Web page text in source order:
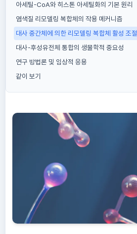
아세틸-CoA와 히스톤 아세틸화의 기본 원리
염색질 리모델링 복합체의 작용 메커니즘
대사 중간체에 의한 리모델링 복합체 활성 조절
대사-후성유전체 통합의 생물학적 중요성
연구 방법론 및 임상적 응용
같이 보기